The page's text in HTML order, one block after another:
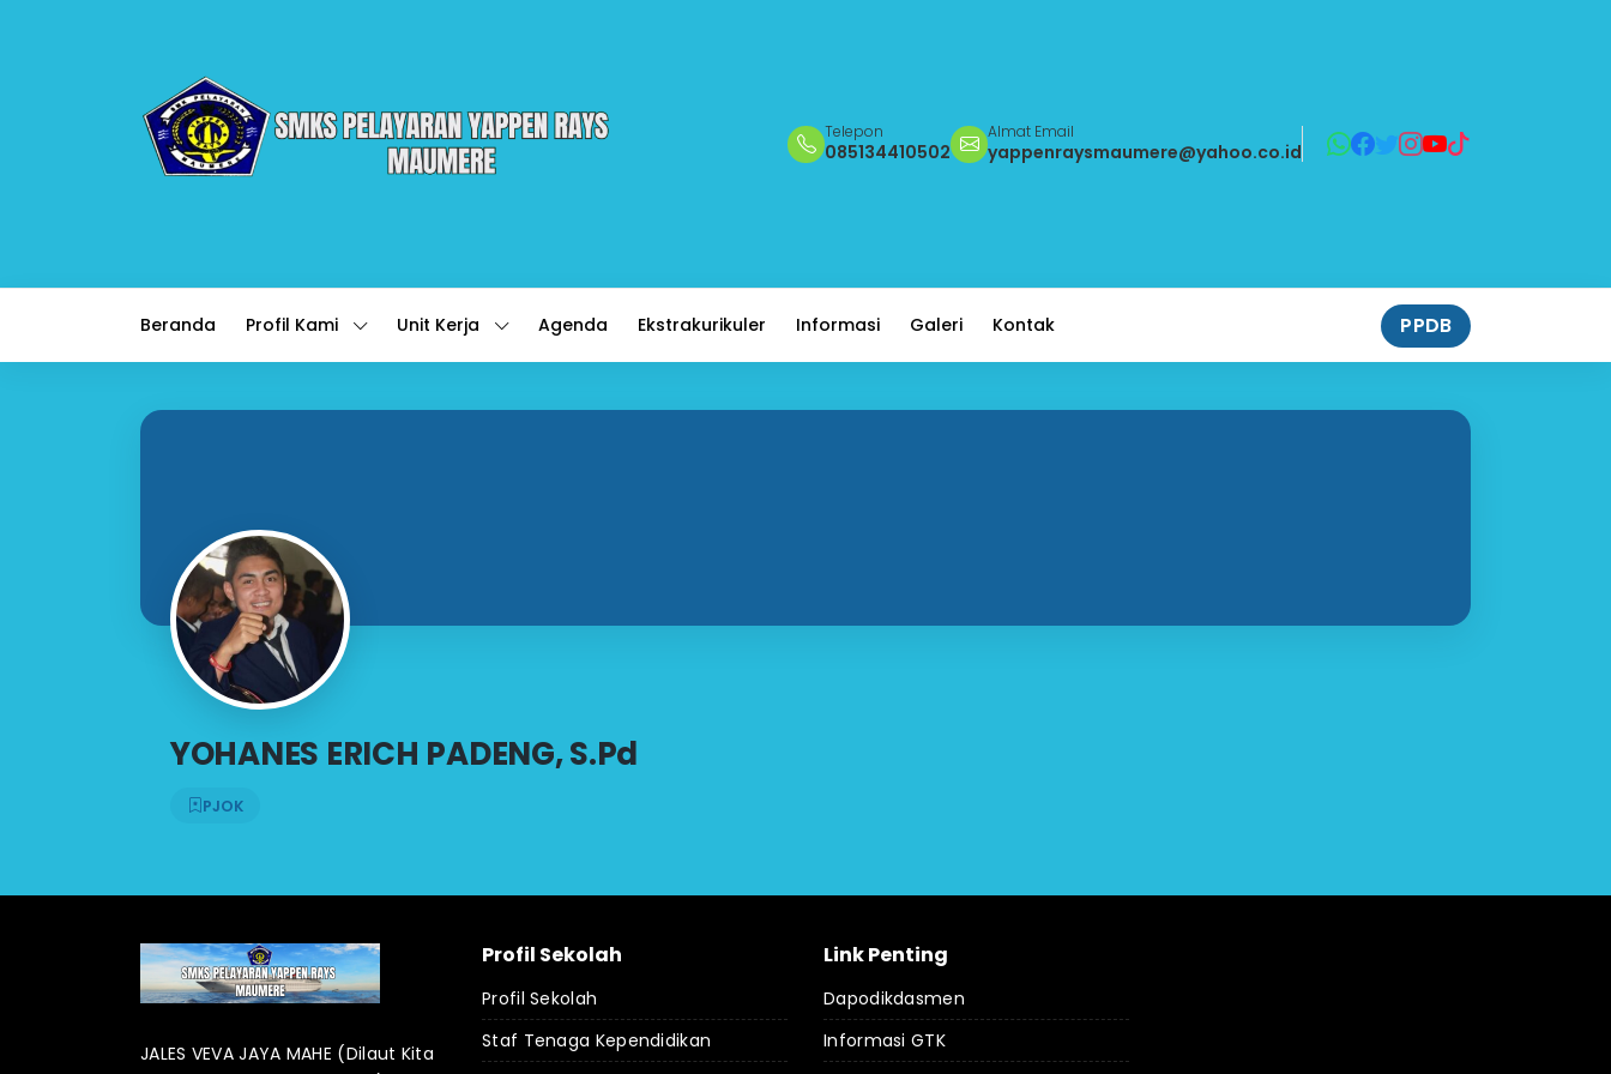
Telepon
085134410502
Almat Email
yappenraysmaumere@yahoo.co.id
Beranda Profil Kami Unit Kerja Agenda Ekstrakurikuler Informasi Galeri Kontak PPDB
YOHANES ERICH PADENG, S.Pd
PJOK
JALES VEVA JAYA MAHE (Dilaut Kita
Profil Sekolah
Profil Sekolah
Staf Tenaga Kependidikan
Link Penting
Dapodikdasmen
Informasi GTK